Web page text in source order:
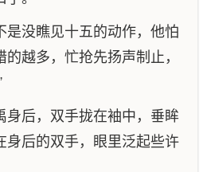
是没瞧见十五的动作，他怕
越多，忙抢先扬声制止，
身后，双手拢在袖中，垂眸
身后的双手，眼里泛起些许